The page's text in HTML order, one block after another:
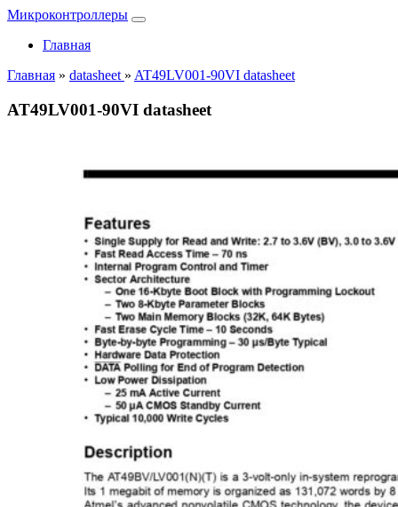
Микроконтроллеры
Главная
Главная » datasheet » AT49LV001-90VI datasheet
AT49LV001-90VI datasheet